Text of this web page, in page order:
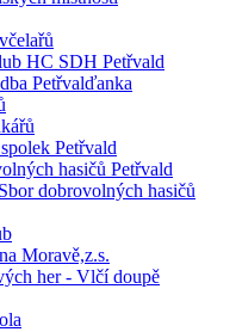
HC SDH Petřvald
Petřvalďanka
Petřvald
hasičů Petřvald
dobrovolných hasičů
Moravě,z.s.
her - Vlčí doupě